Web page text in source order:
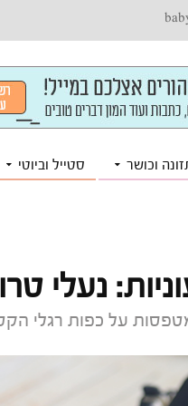
וכושר סטייל וביוטי
נעלי
על כפות רגלי